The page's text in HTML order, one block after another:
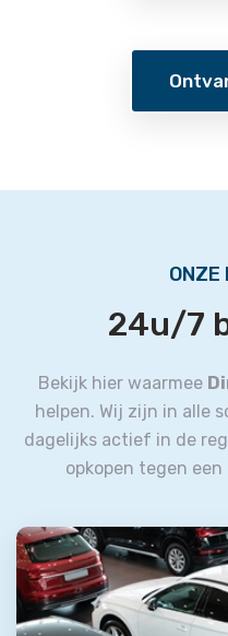
ONZE
24u/7
Bekijk hier waarmee
helpen. Wij zijn in alle
dagelijks actief in de
opkopen tegen